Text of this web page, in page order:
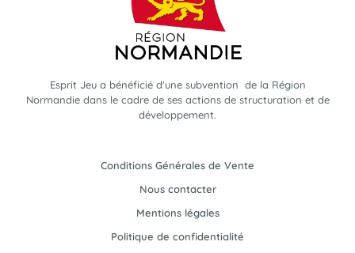
Esprit Jeu a bénéficié d'une subvention de la Région
Normandie dans le cadre de ses actions de structuration et de
développement.
Conditions Générales de Vente
Nous contacter
Mentions légales
Politique de confidentialité